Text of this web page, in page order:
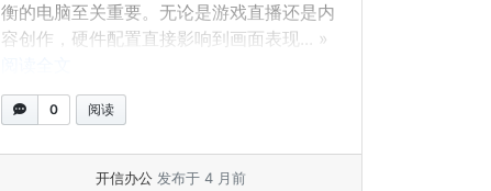
衡的电脑至关重要。无论是游戏直播还是内
容创作，硬件配置直接影响到画面表现... »
0 阅读
开信办公 发布于 4 月前